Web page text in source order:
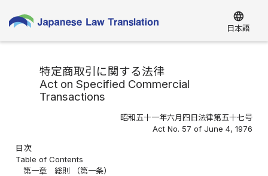
language
日本語
特定商取引に関する法律
Act on Specified Commercial
Transactions
昭和五十一年六月四日法律第五十七号
Act No. 57 of June 4, 1976
目次
Table of Contents
第一章 総則 （第一条）